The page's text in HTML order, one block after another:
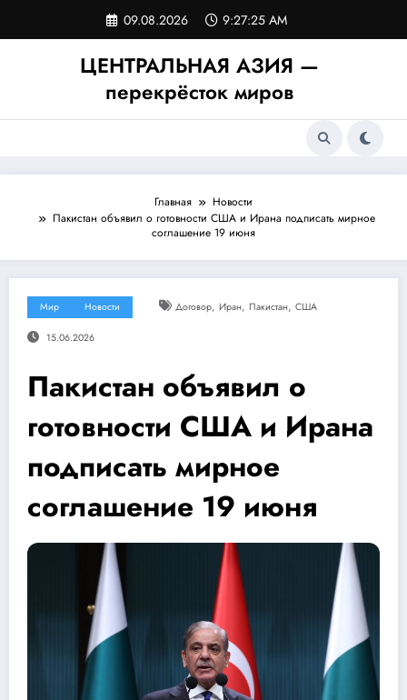
содержимому
09.08.2026 9:27:25 AM
ЦЕНТРАЛЬНАЯ АЗИЯ —
перекрёсток миров
Главная
Новости
Пакистан объявил о готовности США и Ирана подписать мирное
соглашение 19 июня
Мир Новости Договор, Иран, Пакистан, США
15.06.2026
Пакистан объявил о
готовности США и Ирана
подписать мирное
соглашение 19 июня